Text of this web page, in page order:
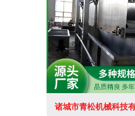
诸城市青松机械科技